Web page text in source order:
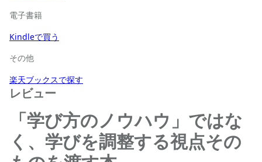
電子書籍
Kindleで買う
その他
楽天ブックスで探す
レビュー
「学び方のノウハウ」ではな
く、学びを調整する視点その